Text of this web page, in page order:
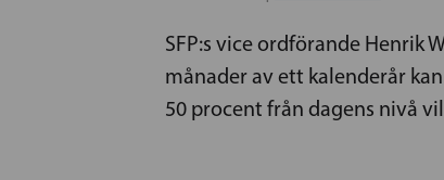
SFP:s vice ordförande Henrik
månader av ett kalenderår
50 procent från dagens nivå